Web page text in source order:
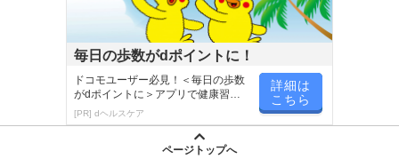
毎日の歩数がdポイントに！
ドコモユーザー必見！＜毎日の歩数
がdポイントに＞アプリで健康習慣
が楽しく続く
[PR] dヘルスケア
詳細は
こちら
ページトップへ